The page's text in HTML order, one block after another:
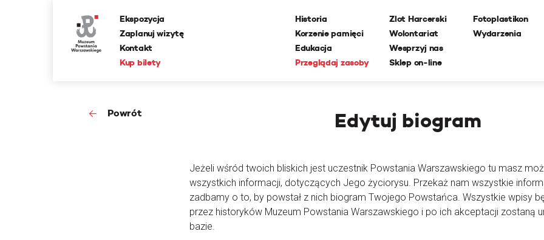
Ekspozycja
Zaplanuj wizytę
Kontakt
Kup bilety
Historia
Korzenie pamięci
Edukacja
Przeglądaj zasoby
Zlot Harcerski
Wolontariat
Wesprzyj nas
Sklep on-line
Fotoplastikon
Wydarzenia
Powrót Edytuj biogram
Jeżeli wśród twoich bliskich jest uczestnik Powstania Warszawskiego tu masz
wszystkich informacji, dotyczących Jego życiorysu. Przekaż nam wszystkie
zadbamy o to, by powstał z nich biogram Twojego Powstańca. Wszystkie wpisy
przez historyków Muzeum Powstania Warszawskiego i po ich akceptacji zostaną
bazie.